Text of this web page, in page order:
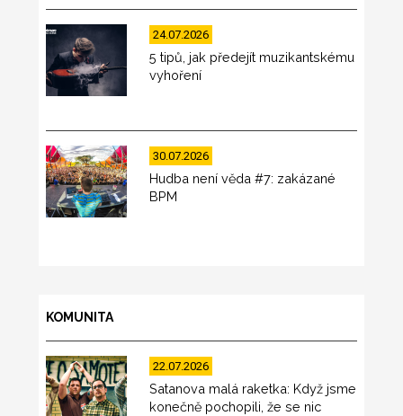
24.07.2026
5 tipů, jak předejít muzikantskému
vyhoření
30.07.2026
Hudba není věda #7: zakázané
BPM
KOMUNITA
22.07.2026
Satanova malá raketka: Když jsme
konečně pochopili, že se nic